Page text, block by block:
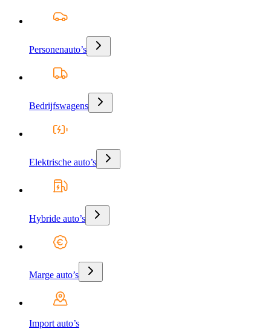
Personenauto’s
Bedrijfswagens
Elektrische auto’s
Hybride auto’s
Marge auto’s
Import auto’s